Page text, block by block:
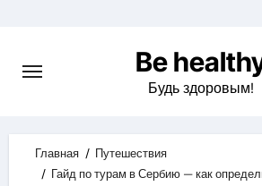
content
Be
Будь здоровым!
Главная
Путешествия
Гайд по турам в Сербию — как